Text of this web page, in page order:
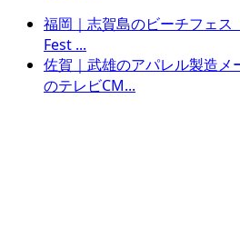
福岡｜志賀島のビーチフェス
Fest ...
佐賀｜武雄のアパレル製造メ
のテレビCM...